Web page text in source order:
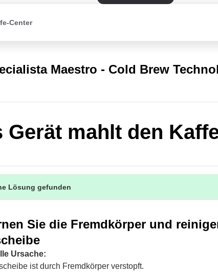
Center
Maestro - Cold Brew
Gerät mahlt den
Lösung gefunden
Sie die Fremdkörper und
Ursache:
ist durch Fremdkörper verstopft.